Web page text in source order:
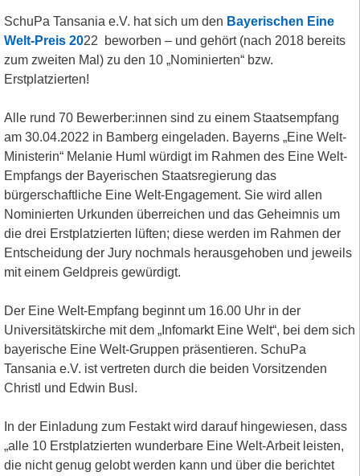
SchuPa Tansania e.V. hat sich um den Bayerischen Eine
Welt-Preis 2022 beworben – und gehört (nach 2018 bereits
zum zweiten Mal) zu den 10 „Nominierten“ bzw.
Erstplatzierten!
Alle rund 70 Bewerber:innen sind zu einem Staatsempfang
am 30.04.2022 in Bamberg eingeladen. Bayerns „Eine Welt-
Ministerin“ Melanie Huml würdigt im Rahmen des Eine Welt-
Empfangs der Bayerischen Staatsregierung das
bürgerschaftliche Eine Welt-Engagement. Sie wird allen
Nominierten Urkunden überreichen und das Geheimnis um
die drei Erstplatzierten lüften; diese werden im Rahmen der
Entscheidung der Jury nochmals herausgehoben und jeweils
mit einem Geldpreis gewürdigt.
Der Eine Welt-Empfang beginnt um 16.00 Uhr in der
Universitätskirche mit dem „Infomarkt Eine Welt“, bei dem sich
bayerische Eine Welt-Gruppen präsentieren. SchuPa
Tansania e.V. ist vertreten durch die beiden Vorsitzenden
Christl und Edwin Busl.
In der Einladung zum Festakt wird darauf hingewiesen, dass
„alle 10 Erstplatzierten wunderbare Eine Welt-Arbeit leisten,
die nicht genug gelobt werden kann und über die berichtet